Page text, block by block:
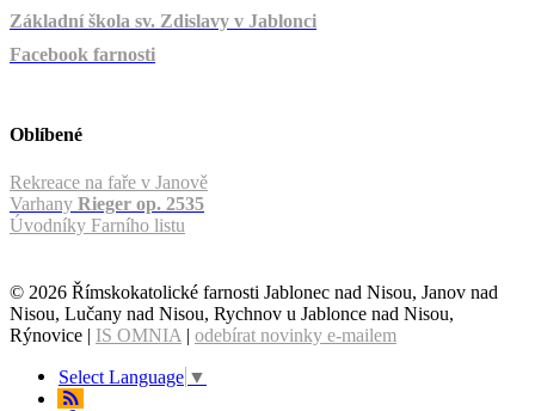
Základní škola sv. Zdislavy v Jablonci
Facebook farnosti
Oblíbené
Rekreace na faře v Janově
Varhany Rieger op. 2535
Úvodníky Farního listu
© 2026 Římskokatolické farnosti Jablonec nad Nisou, Janov nad
Nisou, Lučany nad Nisou, Rychnov u Jablonce nad Nisou,
Rýnovice | IS OMNIA | odebírat novinky e-mailem
Select Language ▼